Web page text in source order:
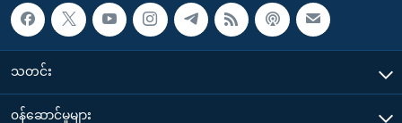
သတင်း
၀န်ဆောင်မှုများ